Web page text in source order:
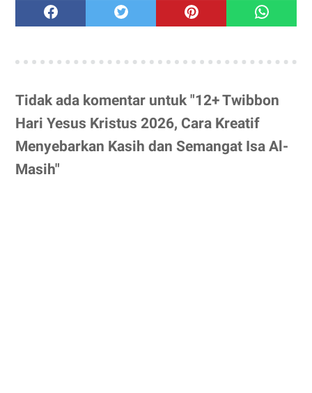
Tidak ada komentar untuk "12+ Twibbon
Hari Yesus Kristus 2026, Cara Kreatif
Menyebarkan Kasih dan Semangat Isa Al-
Masih"